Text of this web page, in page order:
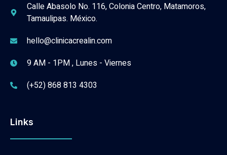
Calle Abasolo No. 116, Colonia Centro, Matamoros,
Tamaulipas. México.
hello@clinicacrealin.com
9 AM - 1PM , Lunes - Viernes
(+52) 868 813 4303
Links